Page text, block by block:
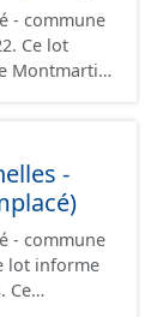
documents
de vue
- commune
Montmartin.
PADD, le
les
les données
documents
de vue
-
- commune
Ce